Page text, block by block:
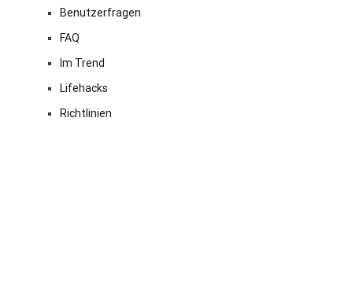
Benutzerfragen
FAQ
Im Trend
Lifehacks
Richtlinien